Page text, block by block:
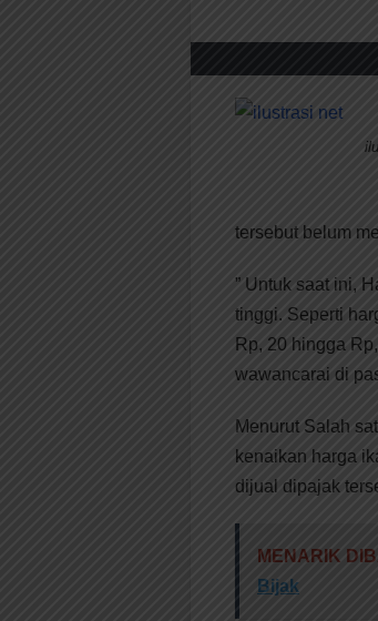
tersebut belum
” Untuk saat ini,
tinggi. Seperti
Rp, 20 hingga
wawancarai di
Menurut Salah
kenaikan harga
dijual dipajak
MENARIK
Bijak